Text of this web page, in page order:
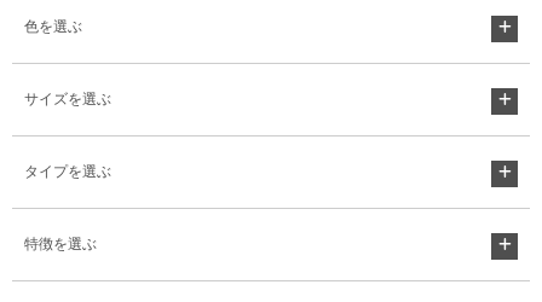
色を選ぶ
サイズを選ぶ
タイプを選ぶ
特徴を選ぶ